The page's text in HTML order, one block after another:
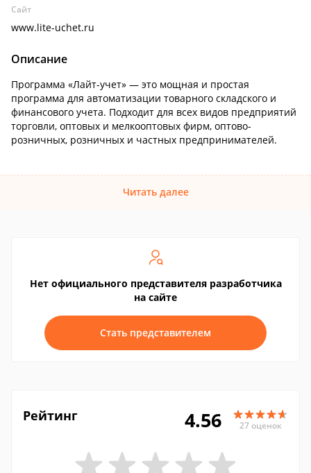
Сайт
www.lite-uchet.ru
Описание
Программа «Лайт-учет» — это мощная и простая
программа для автоматизации товарного складского и
финансового учета. Подходит для всех видов предприятий
торговли, оптовых и мелкооптовых фирм, оптово-
розничных, розничных и частных предпринимателей.
Читать далее
Нет официального представителя разработчика
на сайте
Стать представителем
Рейтинг 4.56 27 оценок